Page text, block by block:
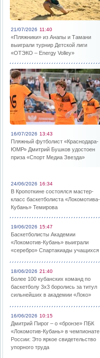
21/07/2026 11:40
«Пляжники» из Анапы и Тамани
выиграли турнир Детской лиги
«ОТЭКО – Energy Volley»
16/07/2026 13:43
Пляжный футболист «Краснодара-
ЮМР» Дмитрий Бушков удостоен
приза «Спорт Медиа Звезда»
24/06/2026 16:34
В Кропоткине состоялся мастер-
класс баскетболиста «Локомотива-
Кубань» Темирова
19/06/2026 15:47
Баскетболисты Академии
«Локомотив-Кубань» выиграли
«серебро» Спартакиады учащихся
18/06/2026 21:40
Более 100 кубанских команд по
баскетболу 3х3 боролись за титул
сильнейших в академии «Локо»
16/06/2026 10:15
Дмитрий Пирог – о «бронзе» ПБК
«Локомотив-Кубань» в чемпионате
России: Это яркое свидетельство
упорного труда